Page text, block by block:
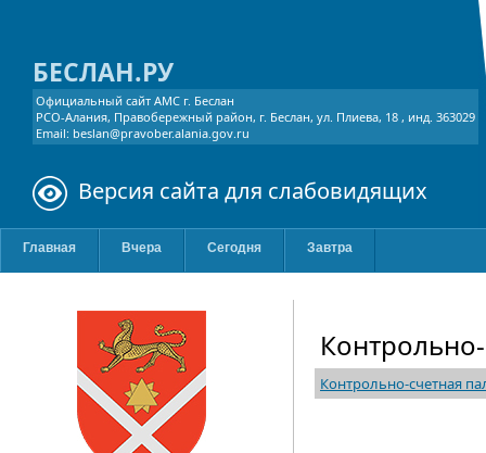
БЕСЛАН.РУ
Официальный сайт АМС г. Беслан
РСО-Алания, Правобережный район, г. Беслан, ул. Плиева, 18 , инд. 363029
Email: beslan@pravober.alania.gov.ru
Версия сайта для слабовидящих
Главная Вчера Сегодня Завтра
Контрольно-счетная